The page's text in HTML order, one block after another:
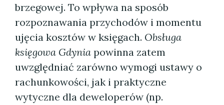
brzegowej. To wpływa na sposób
rozpoznawania przychodów i momentu
ujęcia kosztów w księgach. Obsługa
księgowa Gdynia powinna zatem
uwzględniać zarówno wymogi ustawy o
rachunkowości, jak i praktyczne
wytyczne dla deweloperów (np.